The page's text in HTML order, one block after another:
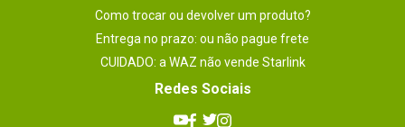
Como trocar ou devolver um produto?
Entrega no prazo: ou não pague frete
CUIDADO: a WAZ não vende Starlink
Redes Sociais